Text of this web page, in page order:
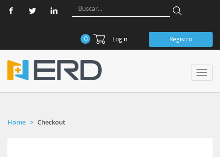
0 Login Registro
Home Checkout